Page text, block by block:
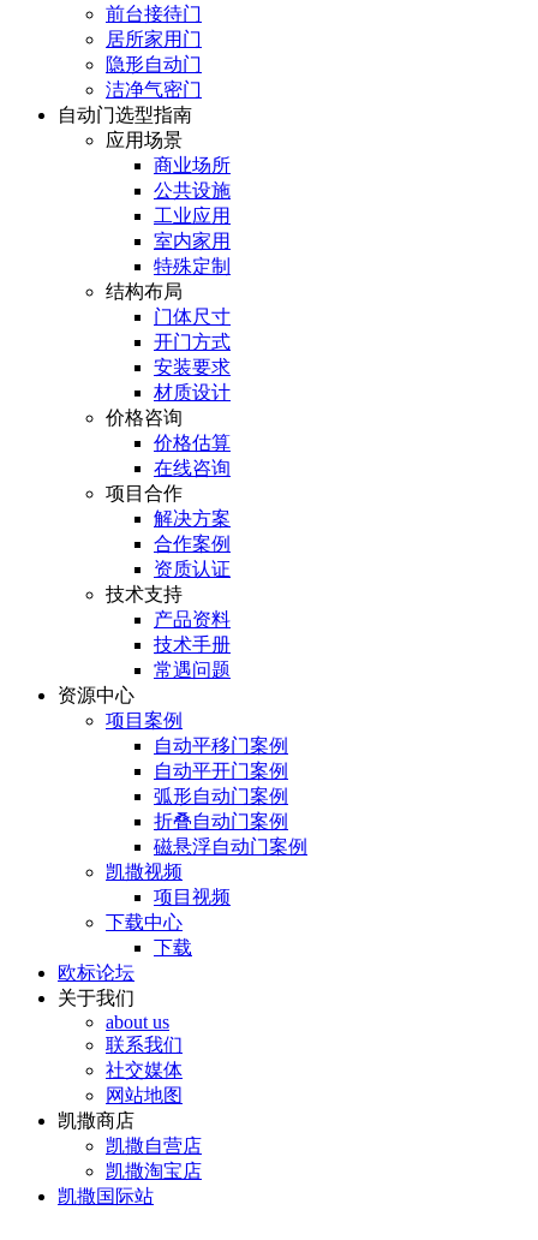
前台接待门
居所家用门
隐形自动门
洁净气密门
自动门选型指南
应用场景
商业场所
公共设施
工业应用
室内家用
特殊定制
结构布局
门体尺寸
开门方式
安装要求
材质设计
价格咨询
价格估算
在线咨询
项目合作
解决方案
合作案例
资质认证
技术支持
产品资料
技术手册
常遇问题
资源中心
项目案例
自动平移门案例
自动平开门案例
弧形自动门案例
折叠自动门案例
磁悬浮自动门案例
凯撒视频
项目视频
下载中心
下载
欧标论坛
关于我们
about us
联系我们
社交媒体
网站地图
凯撒商店
凯撒自营店
凯撒淘宝店
凯撒国际站